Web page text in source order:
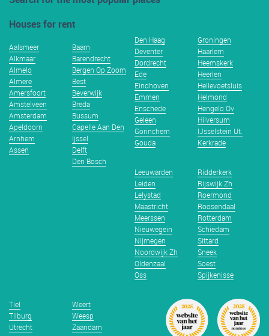
Houses for rent
Aalsmeer
Alkmaar
Almelo
Almere
Amersfoort
Amstelveen
Amsterdam
Apeldoorn
Arnhem
Assen
Baarn
Barendrecht
Bergen Op Zoom
Best
Beverwijk
Breda
Bussum
Capelle Aan Den
Ijssel
Delft
Den Bosch
Den Haag
Deventer
Dordrecht
Ede
Eindhoven
Emmen
Enschede
Geleen
Gorinchem
Gouda
Groningen
Haarlem
Heemskerk
Heerlen
Hellevoetsluis
Helmond
Hengelo Ov
Hilversum
IJsselstein Ut.
Kerkrade
Leeuwarden
Leiden
Lelystad
Maastricht
Meerssen
Nieuwegein
Nijmegen
Noordwijk Zh
Oldenzaal
Oss
Ridderkerk
Rijswijk Zh
Roermond
Roosendaal
Rotterdam
Schiedam
Sittard
Sneek
Soest
Spijkenisse
Tiel
Tilburg
Utrecht
Weert
Weesp
Zaandam